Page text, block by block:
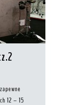
12 – 15